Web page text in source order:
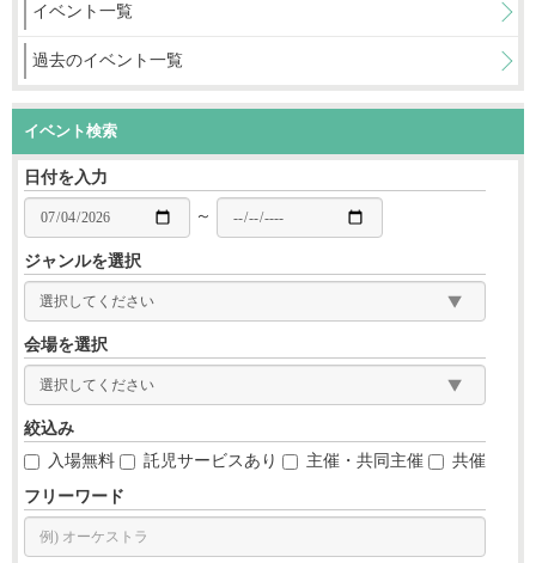
イベント一覧
過去のイベント一覧
イベント検索
日付を入力
～
ジャンルを選択
会場を選択
絞込み
入場無料
託児サービスあり 主催・共同主催 共催
フリーワード